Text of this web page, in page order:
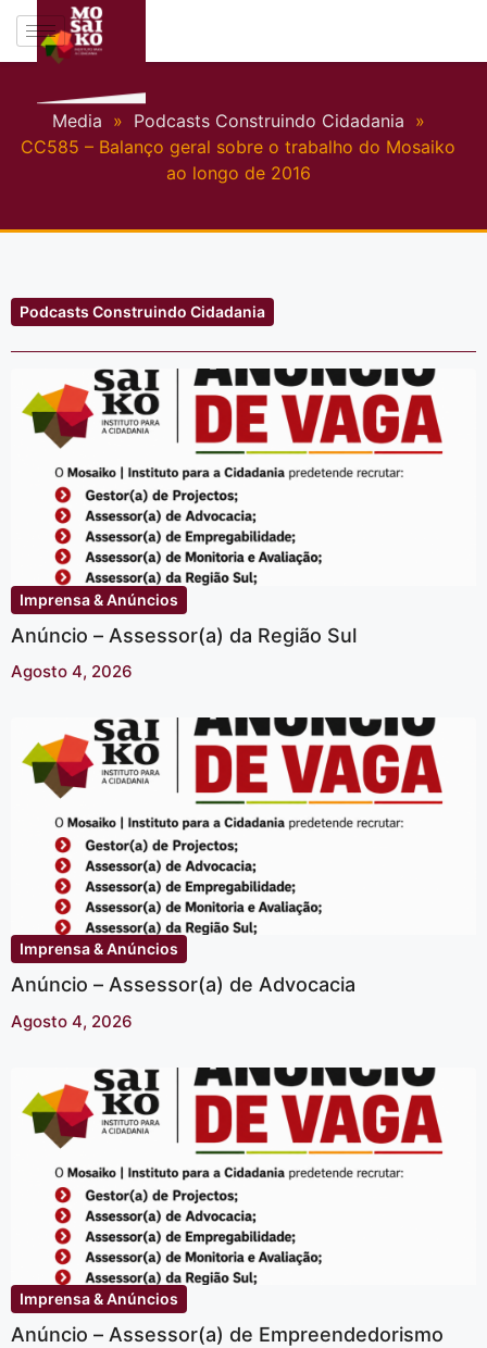
Media » Podcasts Construindo Cidadania »
CC585 – Balanço geral sobre o trabalho do Mosaiko
ao longo de 2016
Podcasts Construindo Cidadania
Imprensa & Anúncios
Anúncio – Assessor(a) da Região Sul
Agosto 4, 2026
Imprensa & Anúncios
Anúncio – Assessor(a) de Advocacia
Agosto 4, 2026
Imprensa & Anúncios
Anúncio – Assessor(a) de Empreendedorismo